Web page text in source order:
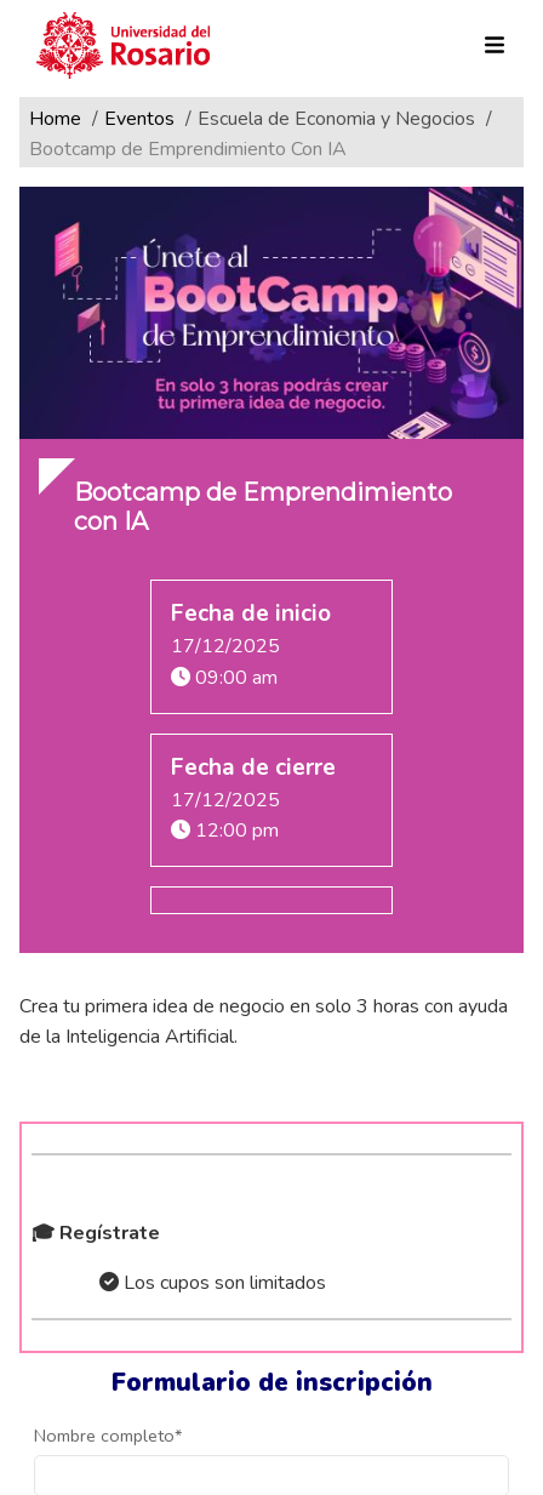
Pasar al contenido principal
Formulario de inscripción
Nombre completo*
Ruta de navegación
Home Eventos
Escuela de Economia y Negocios
Bootcamp de Emprendimiento Con IA
Bootcamp de Emprendimiento
con IA
Fecha de inicio
17/12/2025
09:00 am
Fecha de cierre
17/12/2025
12:00 pm
Crea tu primera idea de negocio en solo 3 horas con ayuda
de la Inteligencia Artificial.
🎓 Regístrate
Los cupos son limitados